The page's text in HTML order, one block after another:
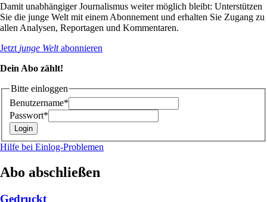
Damit unabhängiger Journalismus weiter möglich bleibt: Unterstützen
Sie die junge Welt mit einem Abonnement und erhalten Sie Zugang zu
allen Analysen, Reportagen und Kommentaren.
Jetzt junge Weltabonnieren
Dein Abo zählt!
Bitte einloggen
Benutzername*
Passwort*
Hilfe bei Einlog-Problemen
Abo abschließen
Gedruckt